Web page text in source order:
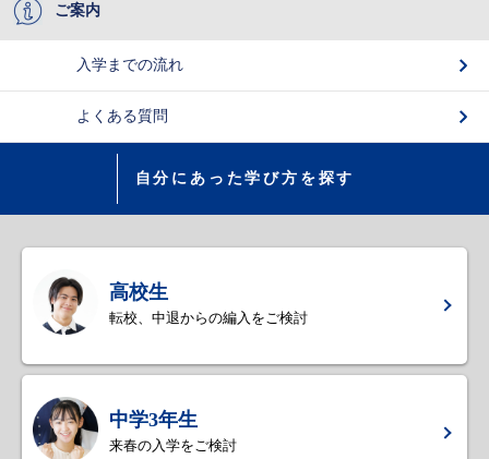
ご案内
入学までの流れ
よくある質問
自分にあった学び方を探す
高校生
転校、中退からの編入をご検討
中学3年生
来春の入学をご検討